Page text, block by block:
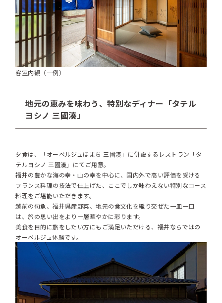
客室内観（一例）
地元の恵みを味わう、特別なディナー「タテル
ヨシノ 三國湊」
夕食は、「オーベルジュほまち 三國湊」に併設するレストラン「タ
テルヨシノ 三國湊」にてご用意。
福井の豊かな海の幸・山の幸を中心に、国内外で高い評価を受ける
フランス料理の技法で仕上げた、ここでしか味わえない特別なコース
料理をご堪能いただきます。
越前の旬魚、福井県産野菜、地元の食文化を織り交ぜた一皿一皿
は、旅の思い出をより一層華やかに彩ります。
美食を目的に旅をしたい方にもご満足いただける、福井ならではの
オーベルジュ体験です。